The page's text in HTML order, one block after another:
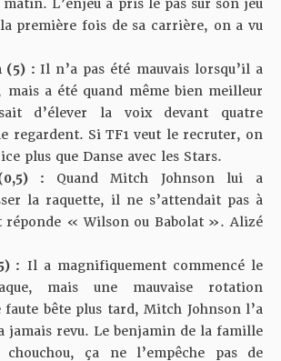
matin. L’enjeu a pris le pas sur son jeu
première fois de sa carrière, on a vu
(5) : Il n’a pas été mauvais lorsqu’il a
mais a été quand même bien meilleur
d’élever la voix devant quatre
regardent. Si TF1 veut le recruter, on
plus que Danse avec les Stars.
: Quand Mitch Johnson lui a
la raquette, il ne s’attendait pas à
réponde « Wilson ou Babolat ». Alizé
: Il a magnifiquement commencé le
mais une mauvaise rotation
faute bête plus tard, Mitch Johnson l’a
jamais revu. Le benjamin de la famille
ça ne l’empêche pas de